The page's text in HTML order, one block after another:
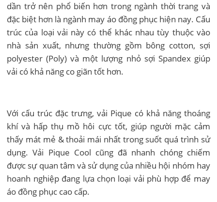
dần trở nên phổ biến hơn trong ngành thời trang và
đặc biệt hơn là ngành may áo đồng phục hiện nay. Cấu
trúc của loại vải này có thể khác nhau tùy thuộc vào
nhà sản xuất, nhưng thường gồm bông cotton, sợi
polyester (Poly) và một lượng nhỏ sợi Spandex giúp
vải có khả năng co giãn tốt hơn.
Với cấu trúc đặc trưng, vải Pique có khả năng thoáng
khí và hấp thụ mồ hôi cực tốt, giúp người mặc cảm
thấy mát mẻ & thoải mái nhất trong suốt quá trình sử
dụng. Vải Pique Cool cũng đã nhanh chóng chiếm
được sự quan tâm và sử dụng của nhiều hội nhóm hay
hoanh nghiệp đang lựa chọn loại vải phù hợp để may
áo đồng phục cao cấp.